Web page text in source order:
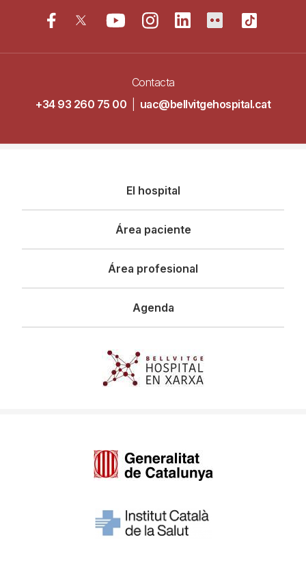
Contacta
+34 93 260 75 00
uac@bellvitgehospital.cat
principal
El hospital
Área paciente
Área profesional
Agenda